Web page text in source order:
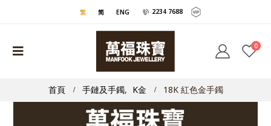
繁 简 ENG 2234 7688
0
首頁 手鏈及手鐲, K金 18K 紅色金手鐲